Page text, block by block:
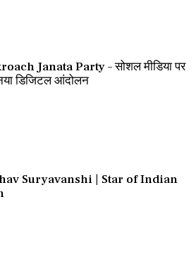
Janata Party – सोशल मीडिया पर
डिजिटल आंदोलन
Suryavanshi | Star of Indian